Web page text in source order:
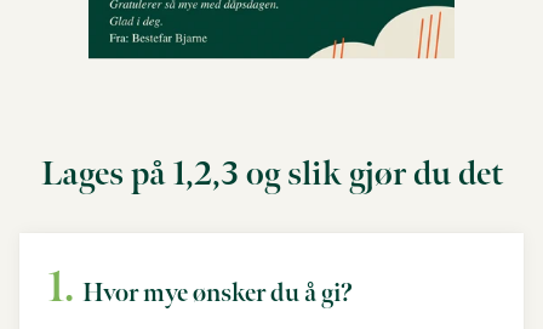
Lages på 1,2,3 og slik gjør du det
Hvor mye ønsker du å gi?